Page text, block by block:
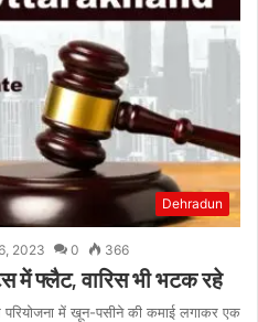
Dehradun
2023 0 366
में फ्लैट, वारिस भी भटक रहे
में खून-पसीने की कमाई लगाकर एक